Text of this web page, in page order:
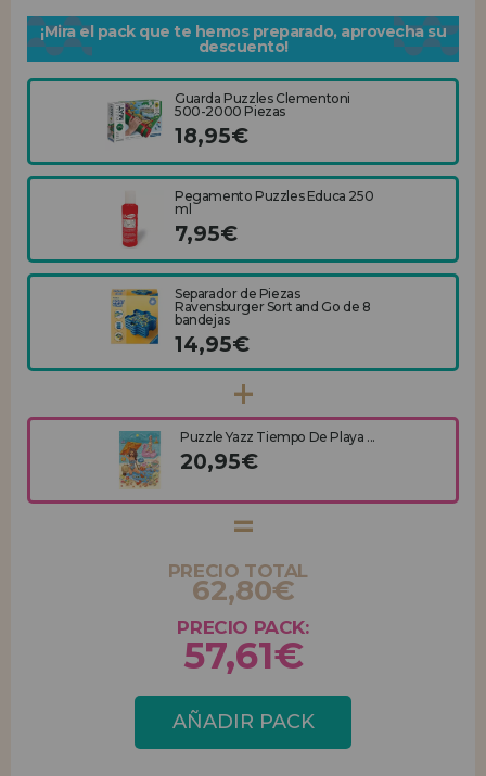
¡Mira el pack que te hemos preparado, aprovecha su
descuento!
Guarda Puzzles Clementoni
500-2000 Piezas
18,95€
Pegamento Puzzles Educa 250
ml
7,95€
Separador de Piezas
Ravensburger Sort and Go de 8
bandejas
14,95€
Puzzle Yazz Tiempo De Playa ...
20,95€
PRECIO TOTAL
62,80€
PRECIO PACK:
57,61€
AÑADIR PACK